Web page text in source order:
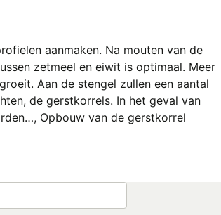
aanmaken. Na mouten van de
zetmeel en eiwit is optimaal. Meer
Aan de stengel zullen een aantal
de gerstkorrels. In het geval van
Opbouw van de gerstkorrel